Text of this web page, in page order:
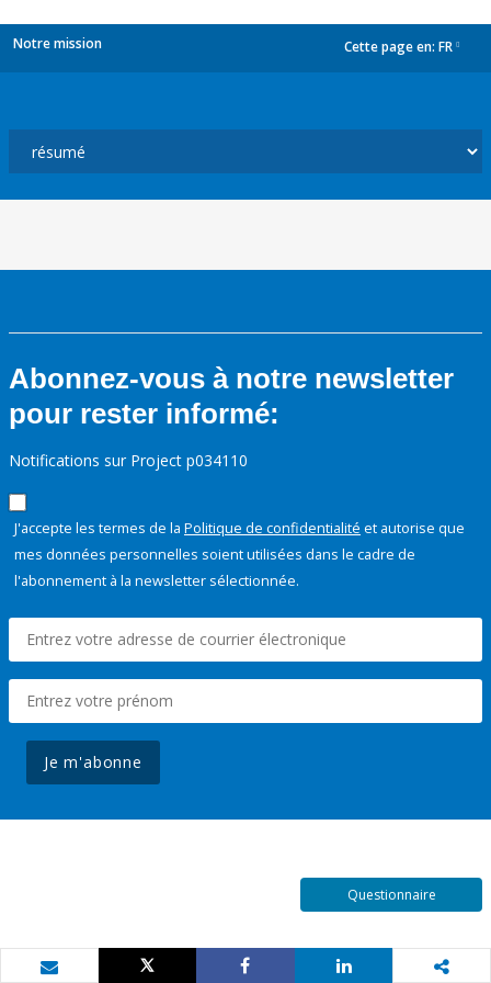
Notre mission Cette page en: FR
Abonnez-vous à notre newsletter
pour rester informé:
Notifications sur Project p034110
J'accepte les termes de la Politique de confidentialité et autorise que
mes données personnelles soient utilisées dans le cadre de
l'abonnement à la newsletter sélectionnée.
Je m'abonne
Questionnaire